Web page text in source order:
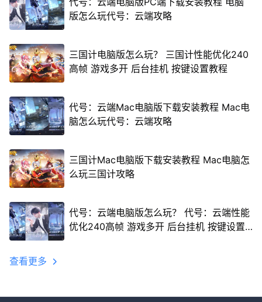
版怎么玩代号：云端攻略
三国计电脑版怎么玩？ 三国计性能优化240
高帧 游戏多开 后台挂机 按键设置教程
代号：云端Mac电脑版下载安装教程 Mac电
脑怎么玩代号：云端攻略
三国计Mac电脑版下载安装教程 Mac电脑怎
么玩三国计攻略
代号：云端电脑版怎么玩？ 代号：云端性能
优化240高帧 游戏多开 后台挂机 按键设置
查看更多